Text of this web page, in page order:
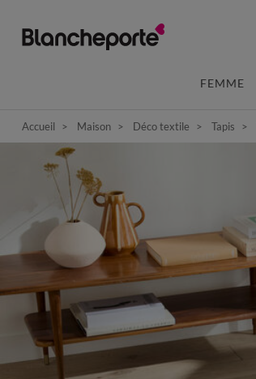
FEMME
Accueil Maison Déco textile Tapis